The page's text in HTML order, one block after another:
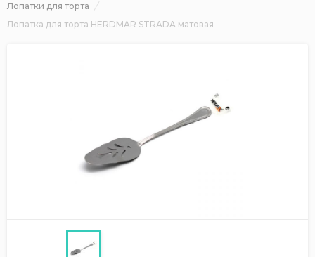
Лопатки для торта
Лопатка для торта HERDMAR STRADA матовая